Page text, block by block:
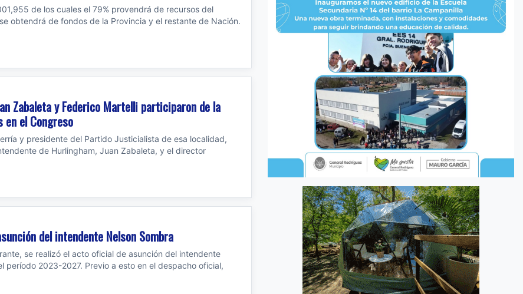
de los cuales el 79% provendrá de recursos del
obtendrá de fondos de la Provincia y el restante de Nación.
Zabaleta y Federico Martelli participaron de la
en el Congreso
y presidente del Partido Justicialista de esa localidad,
de Hurlingham, Juan Zabaleta, y el director
del intendente Nelson Sombra
se realizó el acto oficial de asunción del intendente
período 2023-2027. Previo a esto en el despacho oficial,